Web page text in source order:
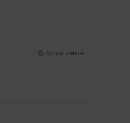
Achat vérifié